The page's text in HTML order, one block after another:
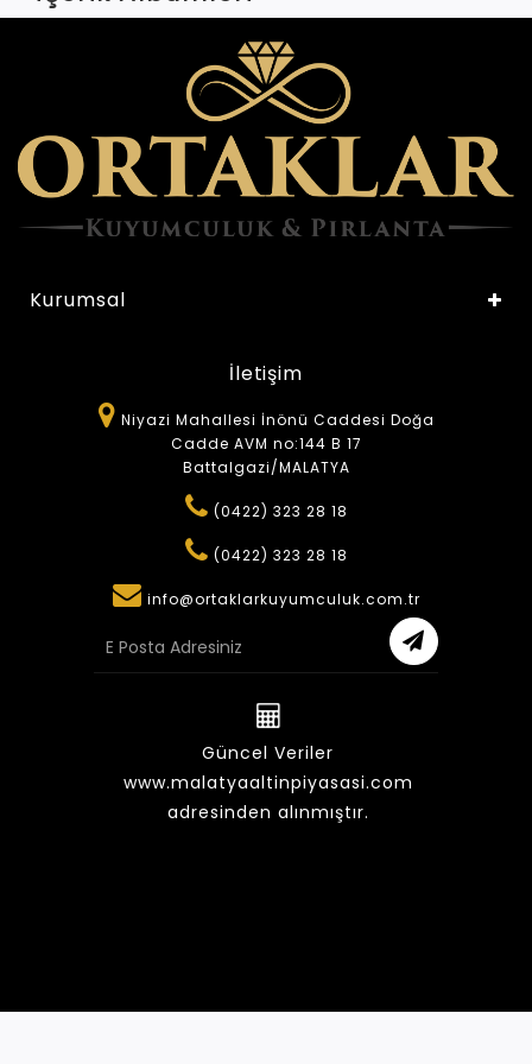
Kurumsal
İletişim
Niyazi Mahallesi İnönü Caddesi Doğa
Cadde AVM no:144 B 17
Battalgazi/MALATYA
(0422) 323 28 18
(0422) 323 28 18
info@ortaklarkuyumculuk.com.tr
Güncel Veriler
www.malatyaaltinpiyasasi.com
adresinden alınmıştır.